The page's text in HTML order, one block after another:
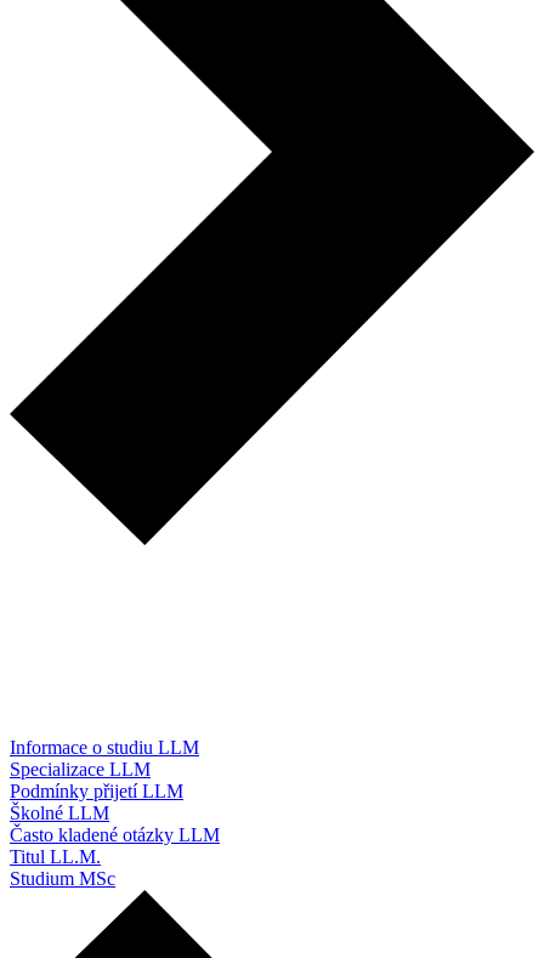
Informace o studiu LLM
Specializace LLM
Podmínky přijetí LLM
Školné LLM
Často kladené otázky LLM
Titul LL.M.
Studium MSc